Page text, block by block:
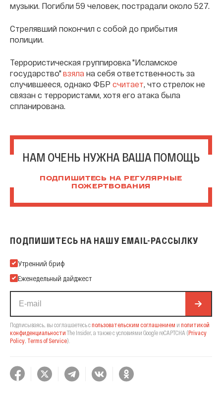
музыки. Погибли 59 человек, пострадали около 527.
Стрелявший покончил с собой до прибытия
полиции.
Террористическая группировка "Исламское
государство" взяла на себя ответственность за
случившееся, однако ФБР считает, что стрелок не
связан с террористами, хотя его атака была
спланирована.
НАМ ОЧЕНЬ НУЖНА ВАША ПОМОЩЬ
ПОДПИШИТЕСЬ НА РЕГУЛЯРНЫЕ
ПОЖЕРТВОВАНИЯ
ПОДПИШИТЕСЬ НА НАШУ EMAIL-РАССЫЛКУ
Подпишитесь на нашу Email-рассылку
Утренний бриф
Еженедельный дайджест
Подписываясь, вы соглашаетесь спользовательским соглашением и политикой
конфиденциальности The Insider, а также с условиями Google reCAPTCHA (Privacy
Policy, Terms of Service).